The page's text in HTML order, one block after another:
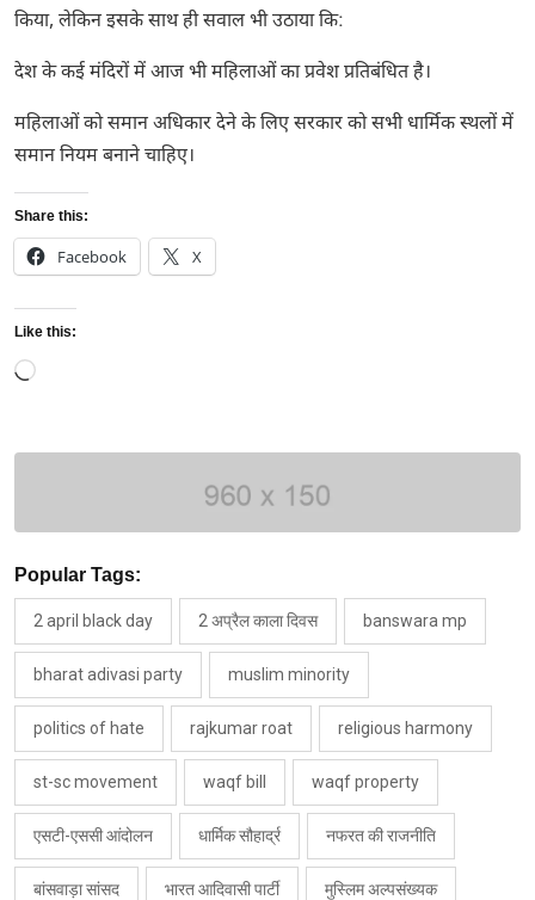
किया, लेकिन इसके साथ ही सवाल भी उठाया कि:
देश के कई मंदिरों में आज भी महिलाओं का प्रवेश प्रतिबंधित है।
महिलाओं को समान अधिकार देने के लिए सरकार को सभी धार्मिक स्थलों में
समान नियम बनाने चाहिए।
Share this:
Facebook X
Like this:
Loading…
Popular Tags:
2 april black day 2 अप्रैल काला दिवस banswara mp
bharat adivasi party muslim minority
politics of hate rajkumar roat religious harmony
st-sc movement waqf bill waqf property
एसटी-एससी आंदोलन धार्मिक सौहार्द्र नफरत की राजनीति
बांसवाड़ा सांसद भारत आदिवासी पार्टी मुस्लिम अल्पसंख्यक